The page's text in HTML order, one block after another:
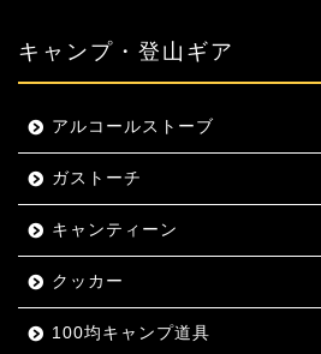
キャンプ・登山ギア
アルコールストーブ
ガストーチ
キャンティーン
クッカー
100均キャンプ道具